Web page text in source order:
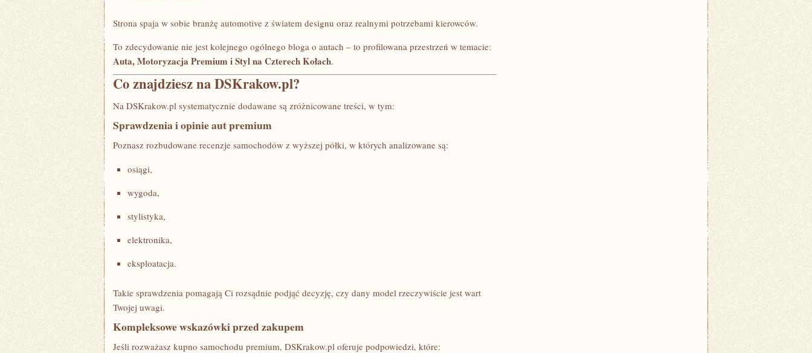
Strona spaja w sobie branżę automotive z światem designu oraz realnymi potrzebami kierowców.
To zdecydowanie nie jest kolejnego ogólnego bloga o autach – to profilowana przestrzeń w temacie:
Auta, Motoryzacja Premium i Styl na Czterech Kołach.
Co znajdziesz na DSKrakow.pl?
Na DSKrakow.pl systematycznie dodawane są zróżnicowane treści, w tym:
Sprawdzenia i opinie aut premium
Poznasz rozbudowane recenzje samochodów z wyższej półki, w których analizowane są:
osiągi,
wygoda,
stylistyka,
elektronika,
eksploatacja.
Takie sprawdzenia pomagają Ci rozsądnie podjąć decyzję, czy dany model rzeczywiście jest wart
Twojej uwagi.
Kompleksowe wskazówki przed zakupem
Jeśli rozważasz kupno samochodu premium, DSKrakow.pl oferuje podpowiedzi, które: